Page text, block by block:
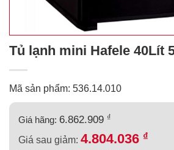
Tủ lạnh mini Hafele 40Lít
Mã sản phẩm: 536.14.010
Giá hãng: 6.862.909 ₫
Giá sau giảm: 4.804.036 ₫